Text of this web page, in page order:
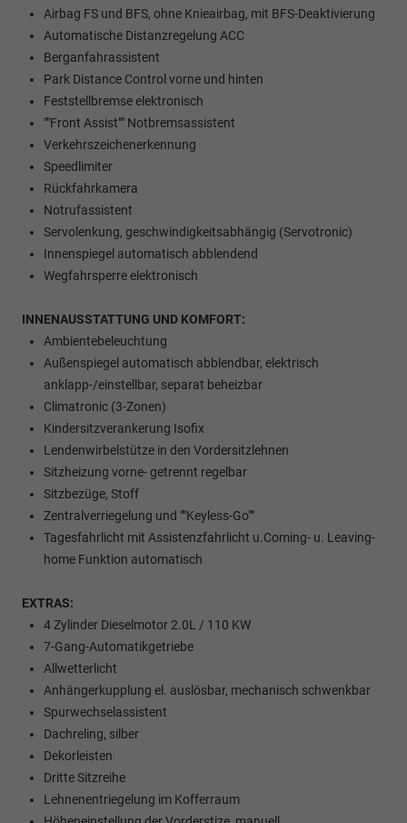
Airbag FS und BFS, ohne Knieairbag, mit BFS-Deaktivierung
Automatische Distanzregelung ACC
Berganfahrassistent
Park Distance Control vorne und hinten
Feststellbremse elektronisch
""Front Assist"" Notbremsassistent
Verkehrszeichenerkennung
Speedlimiter
Rückfahrkamera
Notrufassistent
Servolenkung, geschwindigkeitsabhängig (Servotronic)
Innenspiegel automatisch abblendend
Wegfahrsperre elektronisch
INNENAUSSTATTUNG UND KOMFORT:
Ambientebeleuchtung
Außenspiegel automatisch abblendbar, elektrisch
anklapp-/einstellbar, separat beheizbar
Climatronic (3-Zonen)
Kindersitzverankerung Isofix
Lendenwirbelstütze in den Vordersitzlehnen
Sitzheizung vorne- getrennt regelbar
Sitzbezüge, Stoff
Zentralverriegelung und ""Keyless-Go""
Tagesfahrlicht mit Assistenzfahrlicht u.Coming- u. Leaving-
home Funktion automatisch
EXTRAS:
4 Zylinder Dieselmotor 2.0L / 110 KW
7-Gang-Automatikgetriebe
Allwetterlicht
Anhängerkupplung el. auslösbar, mechanisch schwenkbar
Spurwechselassistent
Dachreling, silber
Dekorleisten
Dritte Sitzreihe
Lehnenentriegelung im Kofferraum